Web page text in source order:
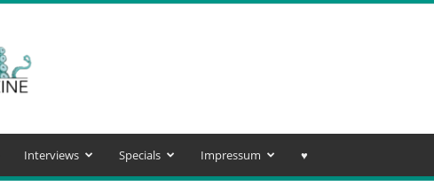
Interviews Specials Impressum ♥️